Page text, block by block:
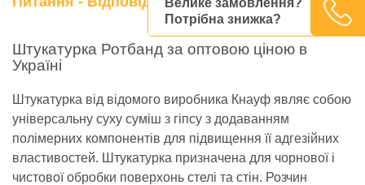
Потрібна знижка?
Штукатурка Ротбанд за оптовою ціною в
Україні
Штукатурка від відомого виробника Кнауф являє собою
універсальну суху суміш з гіпсу з додаванням
полімерних компонентів для підвищення її адгезійних
властивостей. Штукатурка призначена для чорнової і
чистової обробки поверхонь стелі та стін. Розчин